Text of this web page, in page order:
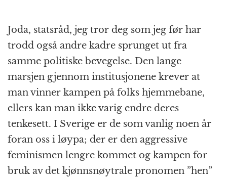
Joda, statsråd, jeg tror deg som jeg før har
trodd også andre kadre sprunget ut fra
samme politiske bevegelse. Den lange
marsjen gjennom institusjonene krever at
man vinner kampen på folks hjemmebane,
ellers kan man ikke varig endre deres
tenkesett. I Sverige er de som vanlig noen år
foran oss i løypa; der er den aggressive
feminismen lengre kommet og kampen for
bruk av det kjønnsnøytrale pronomen ”hen”